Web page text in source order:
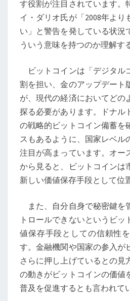
変
化
21
世
「デ
ジ
タ
ル
ー
ル
ド
の
意
義
す役割が注目されています。
イ・ダリオ氏が「2008年より
い」と警告を発している状況
ういう意味を持つのか理解す
ビットコインは「デジタル
割を担い、金のアップデート
が、現代の経済においてどの
探る必要があります。ドナル
の戦略的ビットコイン備蓄を
スもあるように、国家レベル
注目が高まっています。オー
から見ると、ビットコインは
新しい価値保存手段として位
また、自分自身で秘密鍵を
トロールできないというビ
値保存手段としての信頼性
す。金融機関や国家の参入が
さらに押し上げているとの見
の動きがビットコインの価値
普及を促進するとも言われて